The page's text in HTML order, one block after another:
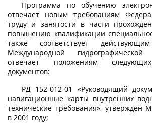
Программа по обучению
отвечает новым требованиям
труду и занятости в части
повышению квалификации
также соответствует
Международной
отвечает положениям
документов:
РД 152-012-01 «Руководящий
навигационные карты внутренних
технические требования», утверждён
в 2001 году;